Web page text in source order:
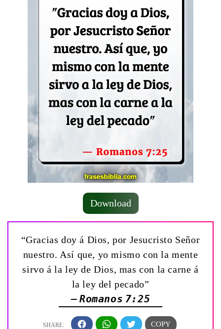
Download
“Gracias doy á Dios, por Jesucristo Señor
nuestro. Así que, yo mismo con la mente
sirvo á la ley de Dios, mas con la carne á
la ley del pecado”
— Romanos 7:25